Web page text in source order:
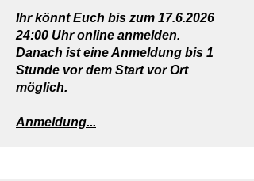
Ihr könnt Euch bis zum 17.6.2026
24:00 Uhr online anmelden.
Danach ist eine Anmeldung bis 1
Stunde vor dem Start vor Ort
möglich.
Anmeldung...